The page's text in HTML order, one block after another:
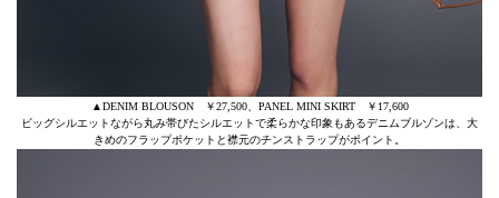
▲DENIM BLOUSON ￥27,500、PANEL MINI SKIRT ￥17,600
ビッグシルエットながら丸み帯びたシルエットで柔らかな印象もあるデニムブルゾンは、大
きめのフラップポケットと襟元のチンストラップがポイント。